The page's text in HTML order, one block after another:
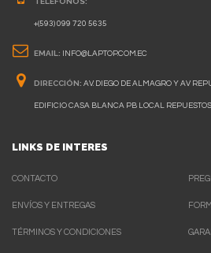
+(593) 099 720 5635
EMAIL: INFO@LAPTOP.COM.EC
DIRECCIÓN: AV. DIEGO DE ALMAGRO Y AV
EDIFICIO CASA BLANCA PB LOCAL
LINKS DE INTERES
CONTACTO
ENVÍOS Y ENTREGAS
TÉRMINOS Y CONDICIONES